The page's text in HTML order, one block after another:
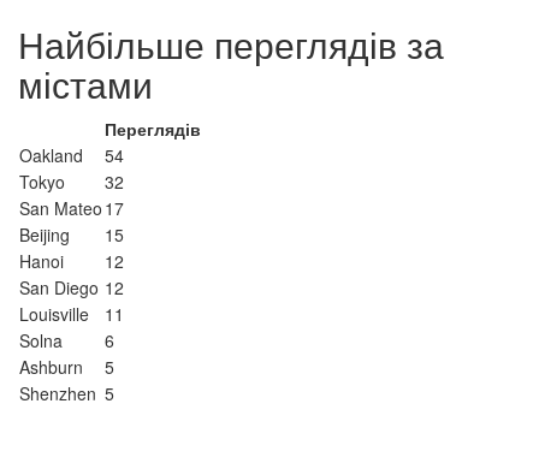
Найбільше переглядів за
містами
Переглядів
Oakland
54
Tokyo
32
San Mateo 17
Beijing
15
Hanoi
12
San Diego 12
Louisville
11
Solna
6
Ashburn
5
Shenzhen 5